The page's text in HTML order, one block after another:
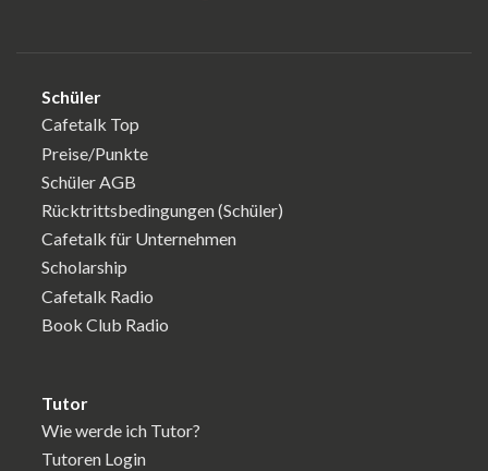
Schüler
Cafetalk Top
Preise/Punkte
Schüler AGB
Rücktrittsbedingungen (Schüler)
Cafetalk für Unternehmen
Scholarship
Cafetalk Radio
Book Club Radio
Tutor
Wie werde ich Tutor?
Tutoren Login